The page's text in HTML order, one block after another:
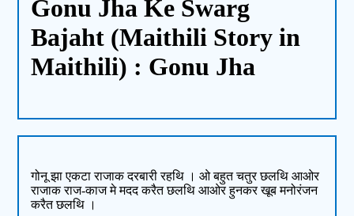
Gonu Jha Ke Swarg
Bajaht (Maithili Story in
Maithili) : Gonu Jha
गोनू झा एकटा राजाक दरबारी रहथि । ओ बहुत चतुर छलथि आओर
राजाक राज-काज मे मदद करैत छलथि आओर हुनकर खूब मनोरंजन
करैत छलथि ।